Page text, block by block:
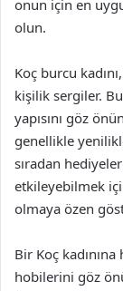
onun için en
olun.
Koç burcu
kişilik sergiler.
yapısını göz
genellikle
sıradan
etkileyebilmek
olmaya özen
Bir Koç
hobilerini göz